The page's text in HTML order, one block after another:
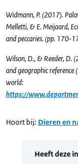
Widmann, P. (2017).
Melletti, & E. Meijaard,
and peccaries. (pp. 170-
Wilson, D., & Reeder, D.
and geographic reference
world:
https://
Hoort bij: Dieren en